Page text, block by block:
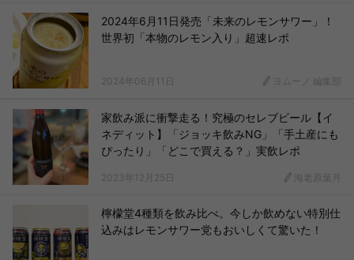
2024年6月11日発売「未来のレモンサワー」！
世界初「本物のレモン入り」超速レポ
2024年06月11日 ヨムーノ 編集部
家飲み派に衝撃走る！究極のセレブビール【イ
ネディット】「ジョッキ飲みNG」「手土産にも
ぴったり」「どこで買える？」実飲レポ
2023年12月25日 海老原葉月
檸檬堂4種類を飲み比べ。今しか飲めない特別仕
込みはレモンサワー党もおいしくて驚いた！